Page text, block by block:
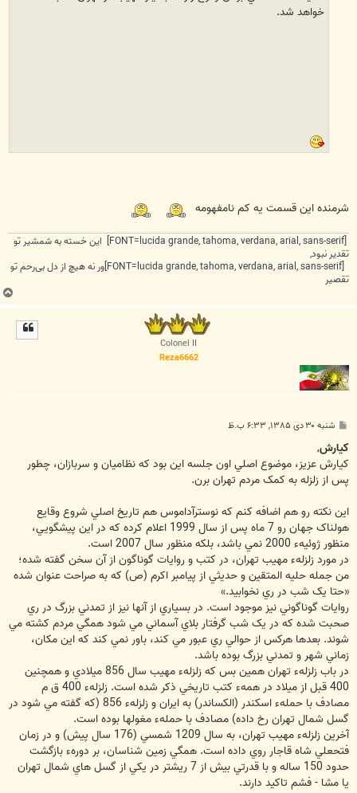
خواهد شد.
شرمنده این قسمت یه کم نامفهومه
[FONT=lucida grande, tahoma, verdana, arial, sans-serif] این خسته به شمشیر تو
تقدیر نبود,
[FONT=lucida grande, tahoma, verdana, arial, sans-serif]ور نه هیچ از دل بی‌رحم تو
تقصیر
ب
ا
Colonel II
Reza6662
پ
ت
شنبه ۳۰ دی ۱۳۸۵, ۶:۳۳ ب.ظ
كيارش,
کيارش عزيز، موضوع اصلي اون جلسه اين بود که نظاميان و سربازان، چطور
پس از زلزله به کمک مردم تهران برن.
اين نکته رو هم اضافه کنم که نوسترآداموس هم تاريخ اصلي شروع وقايع
هولناک جهان رو 7 ماه پس از سال 1999 اعلام کرده که در اين پيشگويي،
منظور ژوئيهء 2000 نمي باشد، بلکه منظور سال 2007 است.
در مورد زلزلهء مهيب تهران، در کتب و روايات گوناگون از آن سخن گفته شده؛
من جمله حليه المتقين و حديثي از پيامبر اکرم (ص) که به صراحت عنوان شده
«حتا يک شب در ري نخوابيد.»
روايات گوناگوني نيز موجود است. در بسياري از آنها نيز از تمدني بزرگ در ري
صحبت شده که در يک شب گرفتار بلاي آسماني مي شود همگي مردم کشته مي
شوند. بعدها هرکس از حوالي ري عبور مي کند، باور نمي کند که اين مکان،
زماني شهر و تمدني بزرگ بوده باشد.
در باب زلزلهء تهران همين بس که زلزلهء مهيب سال 856 ميلادي و همچنين
400 قبل از ميلاد در همهء کتب تاريخي ذکر شده است. زلزلهء 400 ق م
مصادف با حملهء اسکندر (الکساندر) به ايران و زلزلهء 856 (که گفته مي شود در
گسل شمال تهران رخ داده) مصادف با حملهء مغولها بوده است.
آخرين زلزلهء مهيب تهران، به سال 1209 شمسي (176 سال پيش) و در زمان
فتحعلي شاه قاجار روي داده است. همگي زمين شناسان، بر دورهء بازگشت
حدود 150 ساله و با قدرتي بيش از 7 ريشتر در يکي از گسل هاي شمال تهران
يا مشا - فشم تاکيد دارند.